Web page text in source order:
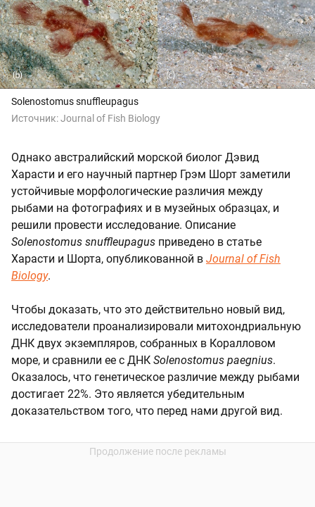
Solenostomus snuffleupagus
Источник:Journal of Fish Biology
Однако австралийский морской биолог Дэвид
Харасти и его научный партнер Грэм Шорт заметили
устойчивые морфологические различия между
рыбами на фотографиях и в музейных образцах, и
решили провести исследование. Описание
Solenostomus snuffleupagus приведено в статье
Харасти и Шорта, опубликованной в Journal of Fish
Biology.
Чтобы доказать, что это действительно новый вид,
исследователи проанализировали митохондриальную
ДНК двух экземпляров, собранных в Коралловом
море, и сравнили ее с ДНК Solenostomus paegnius.
Оказалось, что генетическое различие между рыбами
достигает 22%. Это является убедительным
доказательством того, что перед нами другой вид.